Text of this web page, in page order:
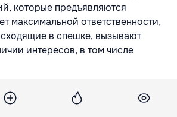
которые предъявляются
максимальной ответственности,
в спешке, вызывают
интересов, в том числе
исключено, что Стояногло пойдет